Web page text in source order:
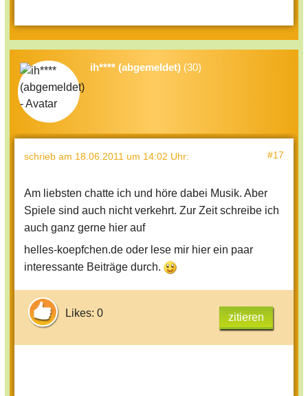
ih**** (abgemeldet) (30)
schrieb am 18.06.2011 um 14:02 Uhr: #17
Am liebsten chatte ich und höre dabei Musik. Aber
Spiele sind auch nicht verkehrt. Zur Zeit schreibe ich
auch ganz gerne hier auf
helles-koepfchen.de oder lese mir hier ein paar
interessante Beiträge durch.
Likes: 0 zitieren